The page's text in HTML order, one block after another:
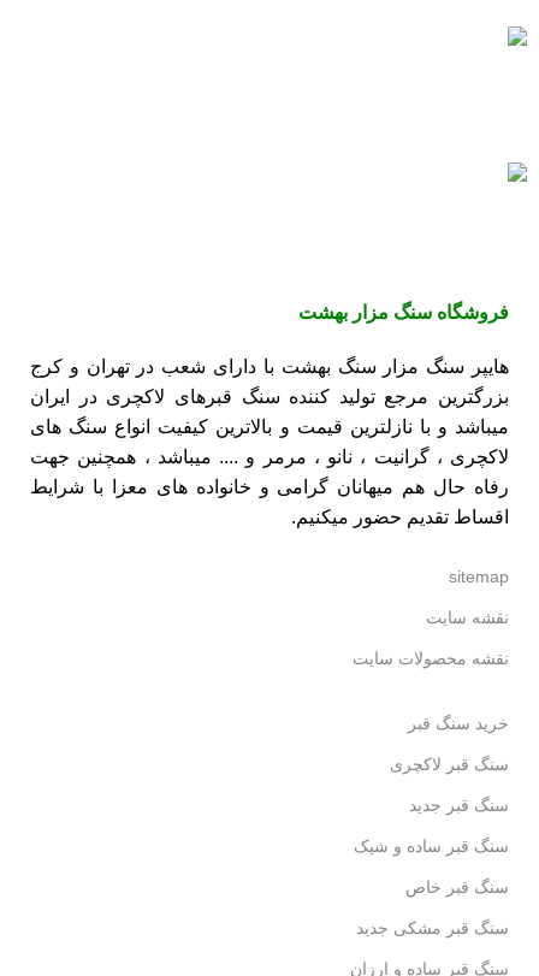
فروشگاه سنگ مزار بهشت
هایپر سنگ مزار سنگ بهشت با دارای شعب در تهران و کرج
بزرگترین مرجع تولید کننده سنگ قبرهای لاکچری در ایران
میباشد و با نازلترین قیمت و بالاترین کیفیت انواع سنگ های
لاکچری ،گرانیت ، نانو ، مرمر
و .... میباشد ، همچنین جهت
رفاه حال هم میهانان گرامی و خانواده های معزا با شرایط
اقساط تقدیم حضور میکنیم.
sitemap
نقشه سایت
نقشه محصولات سایت
خرید سنگ قبر
سنگ قبر لاکچری
سنگ قبر جدید
سنگ قبر ساده و شیک
سنگ قبر خاص
سنگ قبر مشکی جدید
سنگ قبر ساده و ارزان